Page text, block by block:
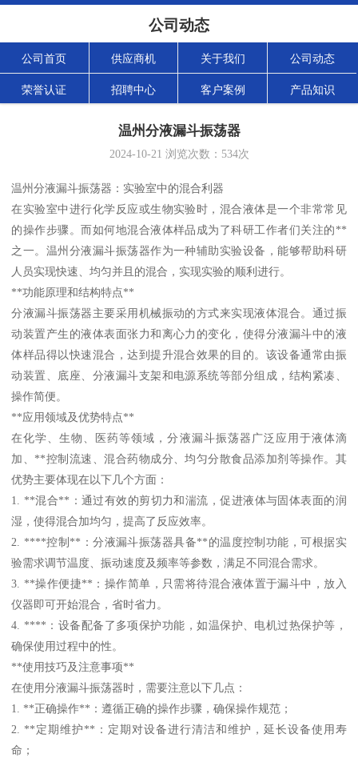
公司动态
公司首页 供应商机 关于我们 公司动态
荣誉认证 招聘中心 客户案例 产品知识
温州分液漏斗振荡器
2024-10-21 浏览次数： 534次
温州分液漏斗振荡器：实验室中的混合利器
在实验室中进行化学反应或生物实验时，混合液体是一个非常常见
的操作步骤。而如何地混合液体样品成为了科研工作者们关注的**
之一。温州分液漏斗振荡器作为一种辅助实验设备，能够帮助科研
人员实现快速、均匀并且的混合，实现实验的顺利进行。
**功能原理和结构特点**
分液漏斗振荡器主要采用机械振动的方式来实现液体混合。通过振
动装置产生的液体表面张力和离心力的变化，使得分液漏斗中的液
体样品得以快速混合，达到提升混合效果的目的。该设备通常由振
动装置、底座、分液漏斗支架和电源系统等部分组成，结构紧凑、
操作简便。
**应用领域及优势特点**
在化学、生物、医药等领域，分液漏斗振荡器广泛应用于液体滴
加、**控制流速、混合药物成分、均匀分散食品添加剂等操作。其
优势主要体现在以下几个方面：
1. **混合**：通过有效的剪切力和湍流，促进液体与固体表面的润
湿，使得混合加均匀，提高了反应效率。
2. ****控制**：分液漏斗振荡器具备**的温度控制功能，可根据实
验需求调节温度、振动速度及频率等参数，满足不同混合需求。
3. **操作便捷**：操作简单，只需将待混合液体置于漏斗中，放入
仪器即可开始混合，省时省力。
4. ****：设备配备了多项保护功能，如温保护、电机过热保护等，
确保使用过程中的性。
**使用技巧及注意事项**
在使用分液漏斗振荡器时，需要注意以下几点：
1. **正确操作**：遵循正确的操作步骤，确保操作规范；
2. **定期维护**：定期对设备进行清洁和维护，延长设备使用寿
命；